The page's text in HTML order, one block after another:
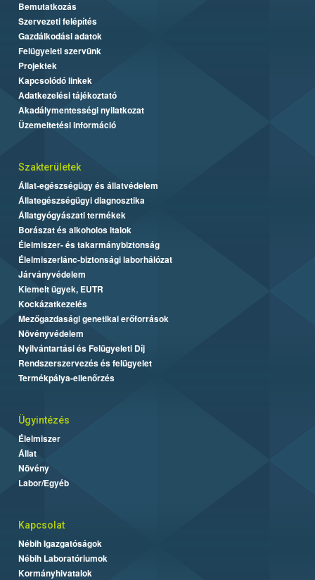
Bemutatkozás
Szervezeti felépítés
Gazdálkodási adatok
Felügyeleti szervünk
Projektek
Kapcsolódó linkek
Adatkezelési tájékoztató
Akadálymentességi nyilatkozat
Üzemeltetési információ
Szakterületek
Állat-egészségügy és állatvédelem
Állategészségügyi diagnosztika
Állatgyógyászati termékek
Borászat és alkoholos italok
Élelmiszer- és takarmánybiztonság
Élelmiszerlánc-biztonsági laborhálózat
Járványvédelem
Kiemelt ügyek, EUTR
Kockázatkezelés
Mezőgazdasági genetikai erőforrások
Növényvédelem
Nyilvántartási és Felügyeleti Díj
Rendszerszervezés és felügyelet
Termékpálya-ellenőrzés
Ügyintézés
Élelmiszer
Állat
Növény
Labor/Egyéb
Kapcsolat
Nébih Igazgatóságok
Nébih Laboratóriumok
Kormányhivatalok